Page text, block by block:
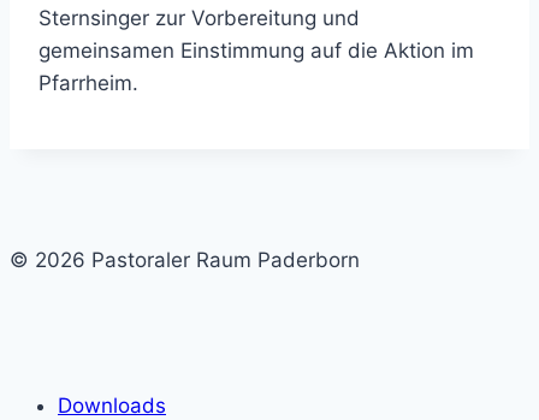
Sternsinger zur Vorbereitung und
gemeinsamen Einstimmung auf die Aktion im
Pfarrheim.
© 2026 Pastoraler Raum Paderborn
Downloads